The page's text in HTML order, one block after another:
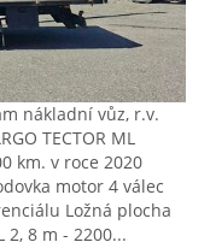
nákladní vůz, r.v.
TECTOR ML
km. v roce 2020
motor 4 válec
Ložná plocha
2, 8 m - 2200...